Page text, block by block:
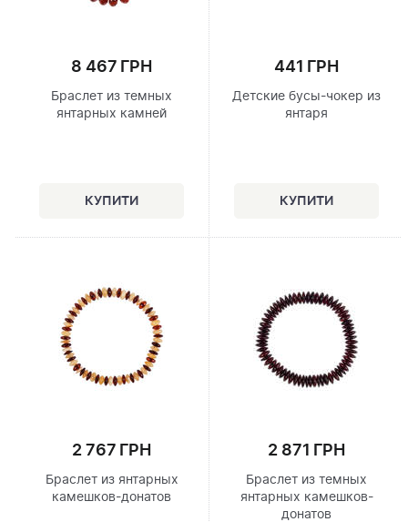
8 467 ГРН
Браслет из темных
янтарных камней
441 ГРН
Детские бусы-чокер из
янтаря
2 767 ГРН
Браслет из янтарных
камешков-донатов
2 871 ГРН
Браслет из темных
янтарных камешков-
донатов